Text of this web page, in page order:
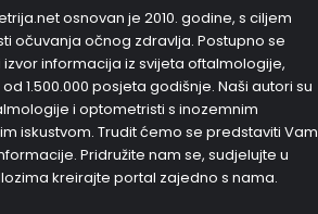
osnovan je 2010. godine, s ciljem
očuvanja očnog zdravlja. Postupno se
informacija iz svijeta oftalmologije,
1.500.000 posjeta godišnje. Naši autori su
i optometristi s inozemnim
iskustvom. Trudit ćemo se predstaviti Vam
Pridružite nam se, sudjelujte u
kreirajte portal zajedno s nama.